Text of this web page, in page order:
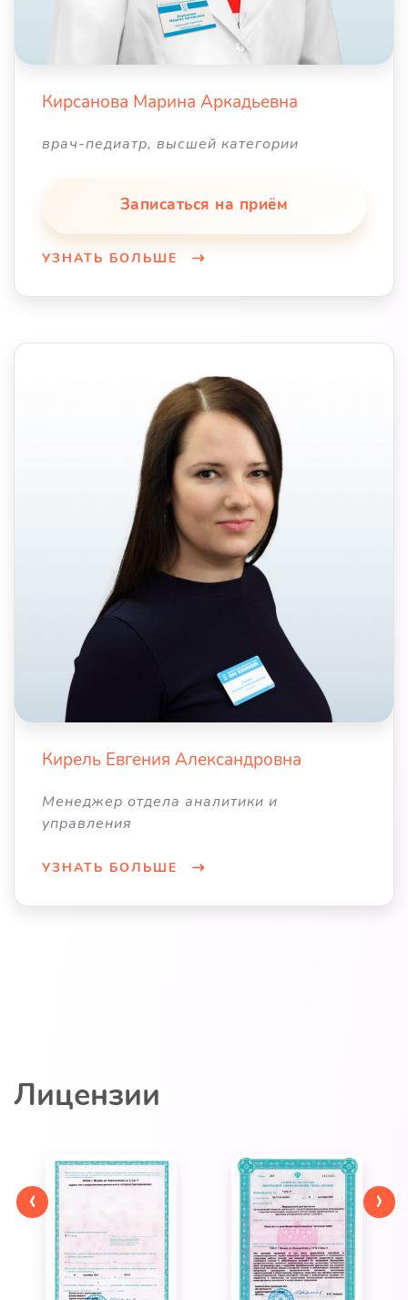
Кирсанова Марина Аркадьевна
врач-педиатр, высшей категории
Записаться на приём
УЗНАТЬ БОЛЬШЕ
Кирель Евгения Александровна
Менеджер отдела аналитики и
управления
УЗНАТЬ БОЛЬШЕ
Лицензии
‹ ›